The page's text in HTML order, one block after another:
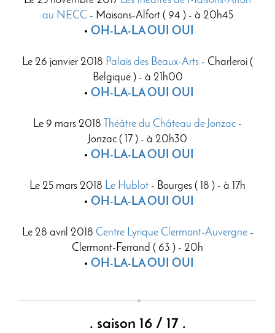
au NECC - Maisons-Alfort ( 94 ) - à 20h45
OH-LA-LA OUI OUI
Le 26 janvier 2018 Palais des Beaux-Arts - Charleroi (
Belgique ) - à 21h00
OH-LA-LA OUI OUI
Le 9 mars 2018 Théâtre du Château de Jonzac -
Jonzac ( 17 ) - à 20h30
OH-LA-LA OUI OUI
Le 25 mars 2018 Le Hublot - Bourges ( 18 ) - à 17h
OH-LA-LA OUI OUI
Le 28 avril 2018 Centre Lyrique Clermont-Auvergne-
Clermont-Ferrand ( 63 ) - 20h
OH-LA-LA OUI OUI
. saison 16 / 17 .